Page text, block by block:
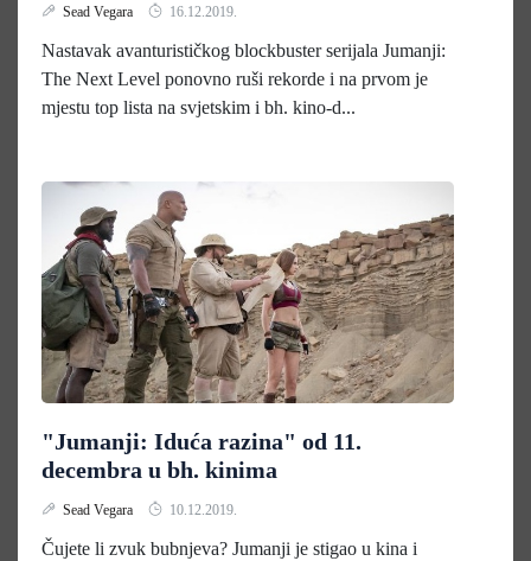
Sead Vegara 16.12.2019.
Nastavak avanturističkog blockbuster serijala Jumanji:
The Next Level ponovno ruši rekorde i na prvom je
mjestu top lista na svjetskim i bh. kino-d...
"Jumanji: Iduća razina" od 11.
decembra u bh. kinima
Sead Vegara 10.12.2019.
Čujete li zvuk bubnjeva? Jumanji je stigao u kina i